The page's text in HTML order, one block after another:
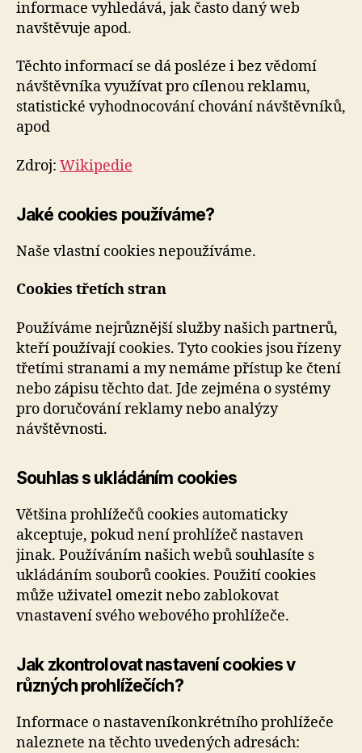
informace vyhledává, jak často daný web
navštěvuje apod.
Těchto informací se dá posléze i bez vědomí
návštěvníka využívat pro cílenou reklamu,
statistické vyhodnocování chování návštěvníků,
apod
Zdroj: Wikipedie
Jaké cookies používáme?
Naše vlastní cookies nepoužíváme.
Cookies třetích stran
Používáme nejrůznější služby našich partnerů,
kteří používají cookies. Tyto cookies jsou řízeny
třetími stranami a my nemáme přístup ke čtení
nebo zápisu těchto dat. Jde zejména o systémy
pro doručování reklamy nebo analýzy
návštěvnosti.
Souhlas s ukládáním cookies
Většina prohlížečů cookies automaticky
akceptuje, pokud není prohlížeč nastaven
jinak. Používáním našich webů souhlasíte s
ukládáním souborů cookies. Použití cookies
může uživatel omezit nebo zablokovat
vnastavení svého webového prohlížeče.
Jak zkontrolovat nastavení cookies v
různých prohlížečích?
Informace o nastaveníkonkrétního prohlížeče
naleznete na těchto uvedených adresách: